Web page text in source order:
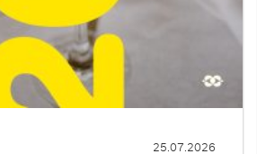
25.07.2026